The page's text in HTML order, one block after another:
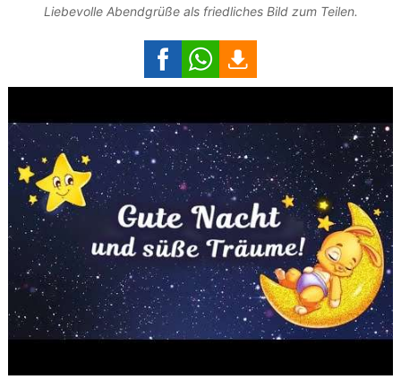
Liebevolle Abendgrüße als friedliches Bild zum Teilen.